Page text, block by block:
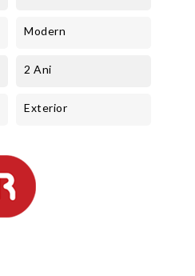
Modern
2 Ani
Exterior